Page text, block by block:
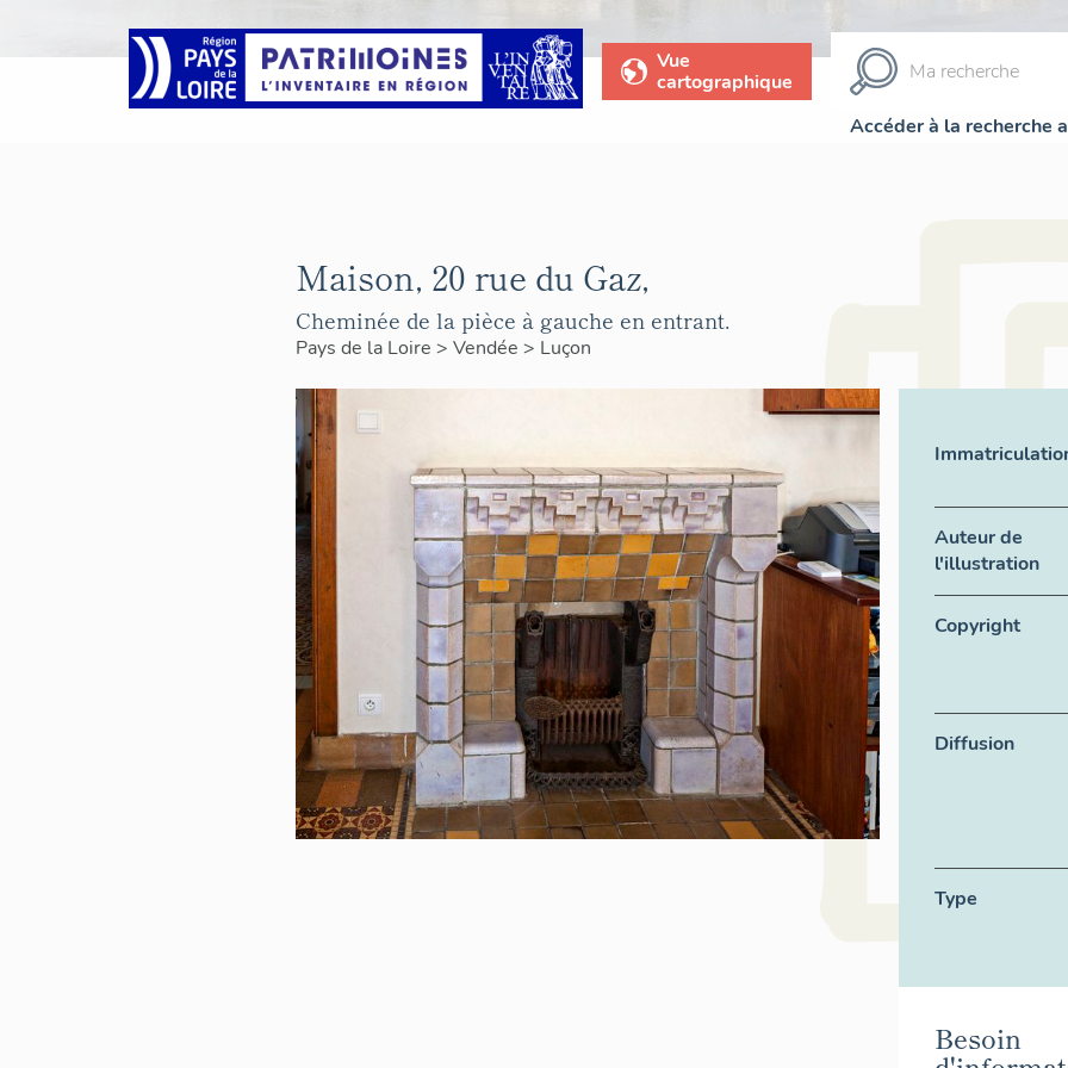
Vue
cartographique
Accéder à la recherche
Maison, 20 rue du Gaz,
Cheminée de la pièce à gauche en entrant.
Pays de la Loire > Vendée > Luçon
Auteur de
l'illustration
Copyright
Diffusion
Type
Besoin